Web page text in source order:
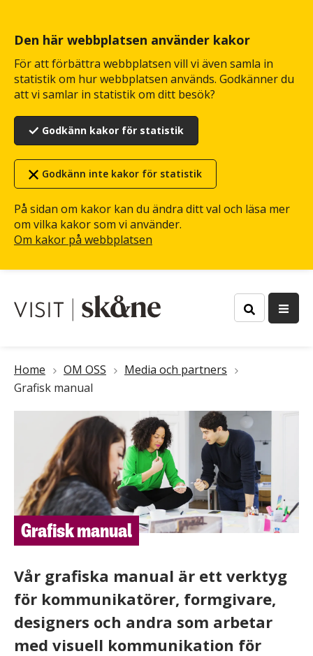
Den här webbplatsen använder kakor
För att förbättra webbplatsen vill vi även samla in
statistik om hur webbplatsen används. Godkänner du
att vi samlar in statistik om ditt besök?
Godkänn kakor för statistik
Godkänn inte kakor för statistik
På sidan om kakor kan du ändra ditt val och läsa mer
om vilka kakor som vi använder.
Om kakor på webbplatsen
huvudinnehåll
Länkstig
Home OM OSS
Media och partners
Grafisk manual
Grafisk manual
Vår grafiska manual är ett verktyg
för kommunikatörer, formgivare,
designers och andra som arbetar
med visuell kommunikation för